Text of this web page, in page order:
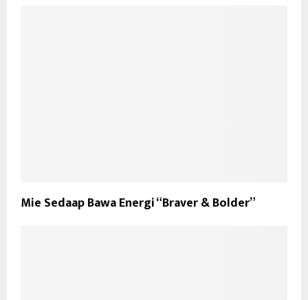
Mie Sedaap Bawa Energi “Braver & Bolder”